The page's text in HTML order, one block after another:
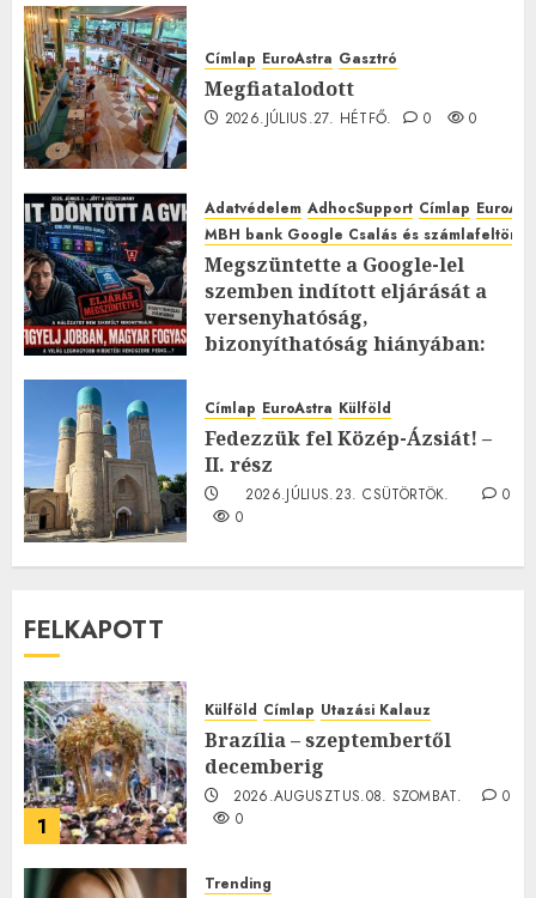
Címlap EuroAstra Gasztró
Megfiatalodott
2026.JÚLIUS.27. HÉTFŐ. 0 0
Adatvédelem AdhocSupport Címlap
MBH bank Google Csalás és
Megszüntette a Google-lel
szemben indított eljárását a
versenyhatóság,
bizonyíthatóság hiányában:
2026.JÚLIUS.23. CSÜTÖRTÖK.
0
Címlap EuroAstra Külföld
Fedezzük fel Közép-Ázsiát! –
II. rész
2026.JÚLIUS.23. CSÜTÖRTÖK.
0
0
FELKAPOTT
1
Külföld Címlap Utazási Kalauz
Brazília – szeptembertől
decemberig
2026.AUGUSZTUS.08. SZOMBAT.
0
0
Trending